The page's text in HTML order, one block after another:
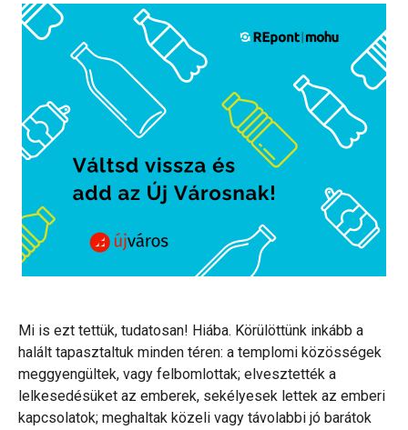
Mi is ezt tettük, tudatosan! Hiába. Körülöttünk inkább a
halált tapasztaltuk minden téren: a templomi közösségek
meggyengültek, vagy felbomlottak; elvesztették a
lelkesedésüket az emberek, sekélyesek lettek az emberi
kapcsolatok; meghaltak közeli vagy távolabbi jó barátok